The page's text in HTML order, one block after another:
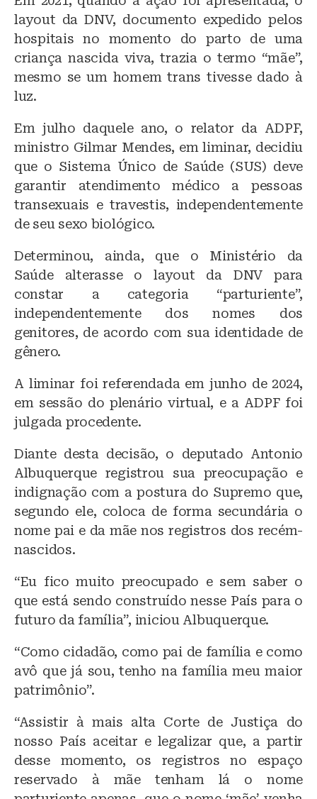
layout da DNV, documento expedido pelos
hospitais no momento do parto de uma
criança nascida viva, trazia o termo “mãe”,
mesmo se um homem trans tivesse dado à
luz.
Em julho daquele ano, o relator da ADPF,
ministro Gilmar Mendes, em liminar, decidiu
que o Sistema Único de Saúde (SUS) deve
garantir atendimento médico a pessoas
transexuais e travestis, independentemente
de seu sexo biológico.
Determinou, ainda, que o Ministério da
Saúde alterasse o layout da DNV para
constar a categoria “parturiente”,
independentemente dos nomes dos
genitores, de acordo com sua identidade de
gênero.
A liminar foi referendada em junho de 2024,
em sessão do plenário virtual, e a ADPF foi
julgada procedente.
Diante desta decisão, o deputado Antonio
Albuquerque registrou sua preocupação e
indignação com a postura do Supremo que,
segundo ele, coloca de forma secundária o
nome pai e da mãe nos registros dos recém-
nascidos.
“Eu fico muito preocupado e sem saber o
que está sendo construído nesse País para o
futuro da família”, iniciou Albuquerque.
“Como cidadão, como pai de família e como
avô que já sou, tenho na família meu maior
patrimônio”.
“Assistir à mais alta Corte de Justiça do
nosso País aceitar e legalizar que, a partir
desse momento, os registros no espaço
reservado à mãe tenham lá o nome